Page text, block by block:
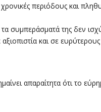
περιόδους και
συμπεράσματά της δεν
και σε
απαραίτητα ότι το